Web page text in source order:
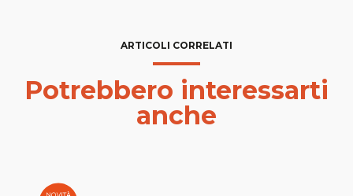
ARTICOLI CORRELATI
Potrebbero interessarti
anche